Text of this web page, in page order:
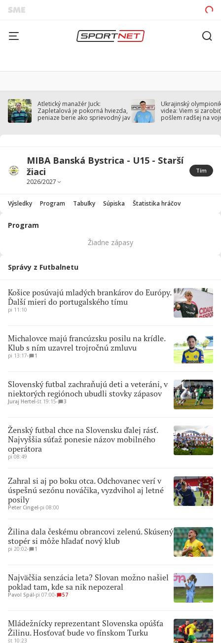
Atletický manažér Juck:
Zapletalová je pokorná hviezda,
peniaze berie ako sprievodný jav
Ukrajinský
videa: Viem si
pošlem radšej na
MIBA Banská Bystrica - U15 - Starší
žiaci
Tím
Výsledky Program Tabuľky Súpiska Štatistika hráčov
Program
Žiadne zápasy
Správy z Futbalnetu
Košice posúvajú mladých brankárov do Európy.
Ďalší mieri do portugalského tímu
pi 11:10
Michalovce majú francúzsku posilu na krídle.
Klub s ním uzavrel trojročnú zmluvu
pi 13:17∙ 1
Slovenský futbal zachraňujú deti a veteráni, v
niektorých regiónoch ubudli stovky zápasov
Juraj Hertel∙št 19:15∙ 3
Ženský futbal chce na Slovensku ďalej rásť.
Najvyššia súťaž ponesie názov mobilného
operátora
pi 08:49
Zahral si aj po boku otca. Odchovanec verí v
úspešnú sezónu nováčika, vyzdvihol aj letné
posily
Peter Cingel∙pi 08:00
Žilina dala českému obrancovi zelenú. Skúsený
stopér si môže hľadať nový klub
pi 20:02∙ 1
Najväčšia senzácia leta? Slovan možno našiel
poklad tam, kde sa nik nepozeral
Pavol Spál∙pi 07:00∙ 57
Mládežnícky reprezentant Slovenska opúšťa
Žilinu. Hosťovať bude vo fínskom Turku
št 10:23